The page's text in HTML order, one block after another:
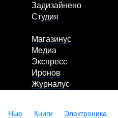
Задизайнено
Студия
Магазинус
Медиа
Экспресс
Иронов
Журналус
Нью Книги Электроника